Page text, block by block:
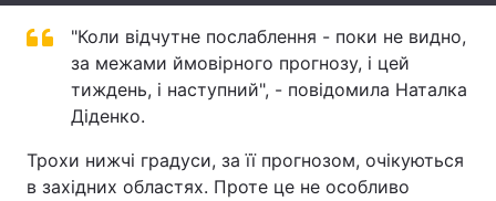
"Коли відчутне послаблення - поки не видно,
за межами ймовірного прогнозу, і цей
тиждень, і наступний", - повідомила Наталка
Діденко.
Трохи нижчі градуси, за її прогнозом, очікуються
в західних областях. Проте це не особливо